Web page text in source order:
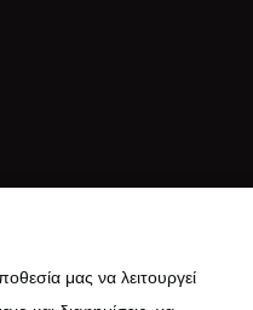
μας να λειτουργεί